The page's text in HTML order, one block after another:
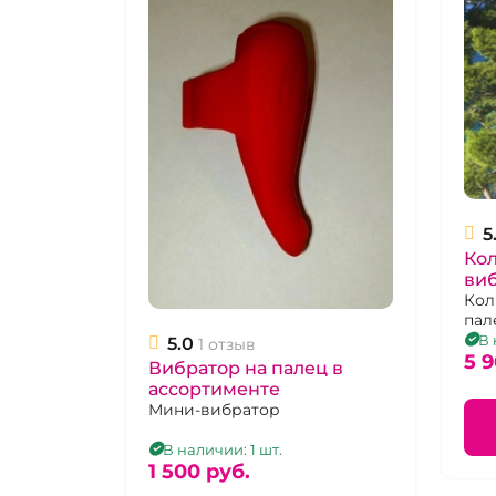
5.0 1 отзыв
Вибратор на палец в
ассортименте
Мини-вибратор
В наличии: 1 шт.
1 500 pуб.
В
5